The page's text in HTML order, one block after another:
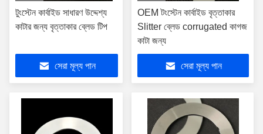
টুংস্টেন কার্বাইড সাধারণ উদ্দেশ্য
কাটার জন্য বৃত্তাকার ব্লেড টিপ
সেরা মূল্য পান
OEM টংস্টেন কার্বাইড বৃত্তাকার
Slitter ব্লেড corrugated কাগজ
কাটা জন্য
সেরা মূল্য পান